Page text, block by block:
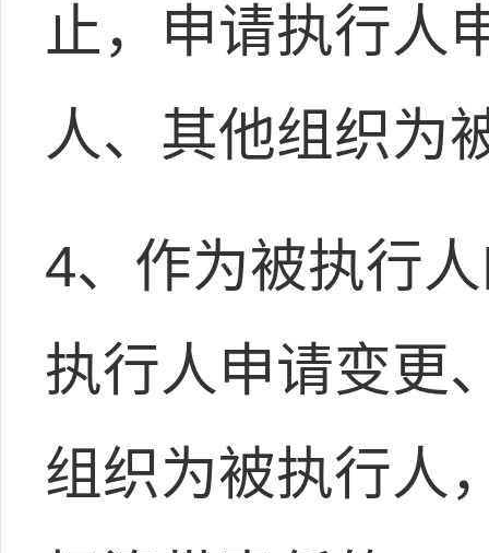
止，申请执行人
人、其他组织为
4、作为被执行
执行人申请变更
组织为被执行人